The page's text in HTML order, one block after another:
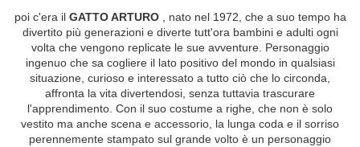
poi c'era il GATTO ARTURO, nato nel 1972, che a suo tempo ha
divertito più generazioni e diverte tutt'ora bambini e adulti ogni
volta che vengono replicate le sue avventure. Personaggio
ingenuo che sa cogliere il lato positivo del mondo in qualsiasi
situazione, curioso e interessato a tutto ciò che lo circonda,
affronta la vita divertendosi, senza tuttavia trascurare
l'apprendimento. Con il suo costume a righe, che non è solo
vestito ma anche scena e accessorio, la lunga coda e il sorriso
perennemente stampato sul grande volto è un personaggio